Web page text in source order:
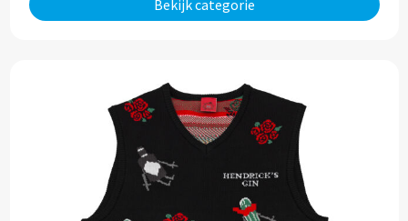
Bekijk categorie